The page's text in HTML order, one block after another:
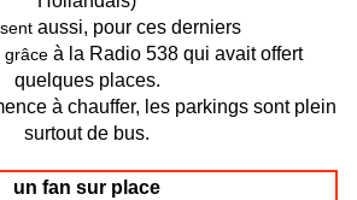
aussi, pour ces derniers
grâce à la Radio 538 qui avait offert
quelques places.
à chauffer, les parkings sont plein
surtout de bus.
un fan sur place